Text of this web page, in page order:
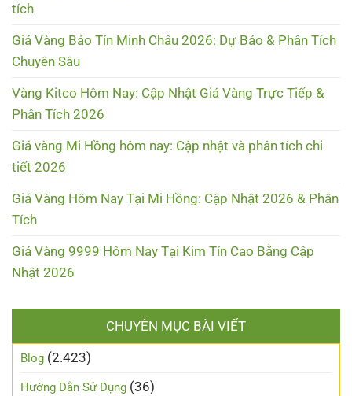
tích
Giá Vàng Bảo Tín Minh Châu 2026: Dự Báo & Phân Tích
Chuyên Sâu
Vàng Kitco Hôm Nay: Cập Nhật Giá Vàng Trực Tiếp &
Phân Tích 2026
Giá vàng Mi Hồng hôm nay: Cập nhật và phân tích chi
tiết 2026
Giá Vàng Hôm Nay Tại Mi Hồng: Cập Nhật 2026 & Phân
Tích
Giá Vàng 9999 Hôm Nay Tại Kim Tín Cao Bằng Cập
Nhật 2026
CHUYÊN MỤC BÀI VIẾT
Blog (2.423)
Hướng Dẫn Sử Dụng (36)